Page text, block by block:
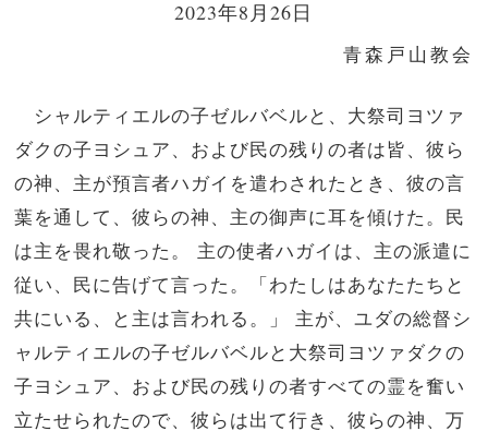
2023年8月26日
青森戸山教会
シャルティエルの子ゼルバベルと、大祭司ヨツァ
ダクの子ヨシュア、および民の残りの者は皆、彼ら
の神、主が預言者ハガイを遣わされたとき、彼の言
葉を通して、彼らの神、主の御声に耳を傾けた。民
は主を畏れ敬った。 主の使者ハガイは、主の派遣に
従い、民に告げて言った。「わたしはあなたたちと
共にいる、と主は言われる。」 主が、ユダの総督シ
ャルティエルの子ゼルバベルと大祭司ヨツァダクの
子ヨシュア、および民の残りの者すべての霊を奮い
立たせられたので、彼らは出て行き、彼らの神、万